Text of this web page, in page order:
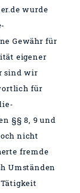
wurde
Gewähr für
eigener
sind wir
für
§§ 8, 9 und
nicht
fremde
Umständen